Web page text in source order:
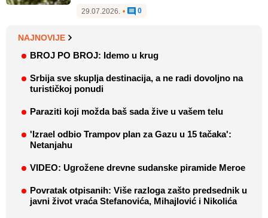
29.07.2026. • 0
NAJNOVIJE
BROJ PO BROJ: Idemo u krug
Srbija sve skuplja destinacija, a ne radi dovoljno na
turističkoj ponudi
Paraziti koji možda baš sada žive u vašem telu
'Izrael odbio Trampov plan za Gazu u 15 tačaka':
Netanjahu
VIDEO: Ugrožene drevne sudanske piramide Meroe
Povratak otpisanih: Više razloga zašto predsednik u
javni život vraća Stefanovića, Mihajlović i Nikolića